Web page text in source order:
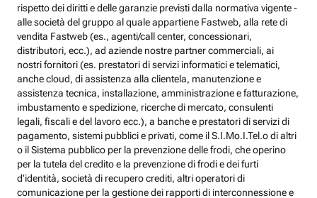
rispetto dei diritti e delle garanzie previsti dalla normativa vigente -
alle società del gruppo al quale appartiene Fastweb, alla rete di
vendita Fastweb (es., agenti/call center, concessionari,
distributori, ecc.), ad aziende nostre partner commerciali, ai
nostri fornitori (es. prestatori di servizi informatici e telematici,
anche cloud, di assistenza alla clientela, manutenzione e
assistenza tecnica, installazione, amministrazione e fatturazione,
imbustamento e spedizione, ricerche di mercato, consulenti
legali, fiscali e del lavoro ecc.), a banche e prestatori di servizi di
pagamento, sistemi pubblici e privati, come il S.I.Mo.I.Tel.o di altri
o il Sistema pubblico per la prevenzione delle frodi, che operino
per la tutela del credito e la prevenzione di frodi e dei furti
d’identità, società di recupero crediti, altri operatori di
comunicazione per la gestione dei rapporti di interconnessione e